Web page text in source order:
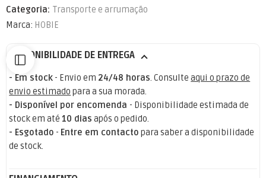
Categoria: Transporte e arrumação
Marca: HOBIE
DISPONIBILIDADE DE ENTREGA
- Em stock - Envio em 24/48 horas. Consulteaqui o prazo de
envio estimado para a sua morada.
- Disponível por encomenda - Disponibilidade estimada de
stock em até10 dias após o pedido.
- Esgotado - Entre em contacto para saber a disponibilidade
de stock.